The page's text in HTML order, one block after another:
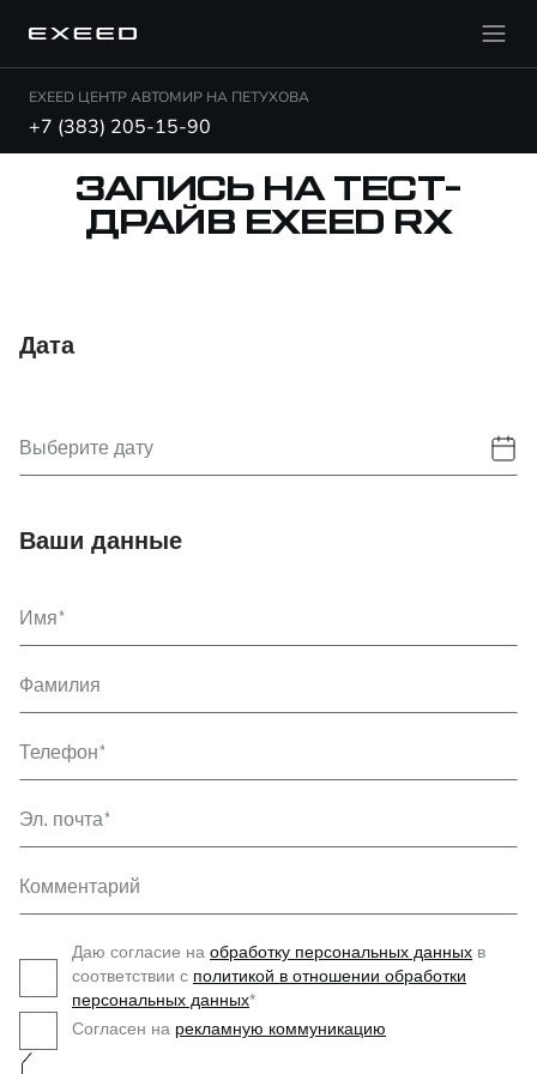
EXEED ЦЕНТР АВТОМИР НА ПЕТУХОВА
+7 (383) 205-15-90
ЗАПИСЬ НА ТЕСТ-
ДРАЙВ EXEED RX
Дата
Выберите дату
Ваши данные
Имя
Фамилия
Телефон
Эл. почта
Комментарий
Даю согласие на обработку персональных данных в
соответствии с политикой в отношении обработки
персональных данных*
Согласен на рекламную коммуникацию